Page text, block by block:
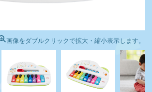
画像をダブルクリックで拡大・縮小表示します。